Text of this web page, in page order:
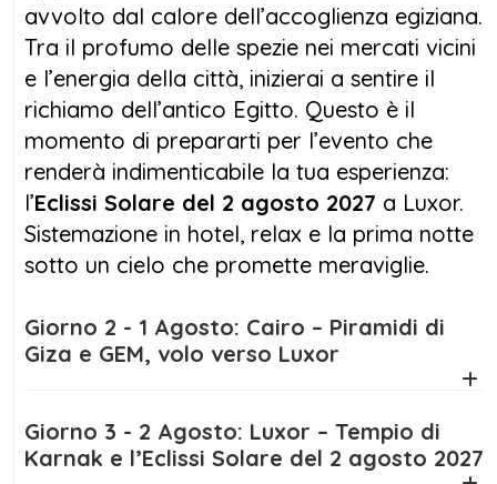
Il viaggio prosegue lungo il Nilo, con tappe
alla Valle dei Re, ai templi di Luxor, Edfu e
Kom Ombo, mentre la Dahabeya ti offre
comfort, lusso e momenti di autentico relax
tra una visita e l’altra. Ogni dettaglio della
crociera è pensato per farti vivere la magia
della cultura egizia e dell’Eclissi Solare del 2
agosto 2027in totale immersione.
ricordo indelebile della Dahabeya, del Nilo e
dell’Eclissi Solare del 2 agosto 2027
Luxor, un’esperienza rara e straordinaria che
resterà per sempre nel cuore.
avvolto dal calore dell’accoglienza egiziana.
Tra il profumo delle spezie nei mercati vicini
e l’energia della città, inizierai a sentire il
richiamo dell’antico Egitto. Questo è il
momento di prepararti per l’evento che
renderà indimenticabile la tua esperienza:
l’Eclissi Solare del 2 agosto 2027 a Luxor.
Sistemazione in hotel, relax e la prima notte
sotto un cielo che promette meraviglie.
Giorno 2 - 1 Agosto: Cairo – Piramidi di
Giza e GEM, volo verso Luxor
Giorno 3 - 2 Agosto: Luxor – Tempio di
Karnak e l’Eclissi Solare del 2 agosto 2027